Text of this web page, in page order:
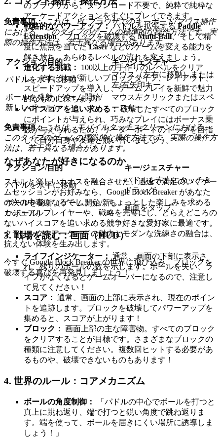
のブラウザから、ダウンロード不要で、純粋で純粋な
アーケードアクションをすぐにプレイできます。
戦略的なパワーアップ： パドルを拡張する Paddle
Extension、ブロックを破壊するMulti-Ball、そして精
度に焦点を当てたLaserなどのゲームを変える能力を
解き放ち、あらゆるレベルの流れを変えましょう。
進化する挑戦：
100以上の手作りのレベルをクリア
し、それぞれが新しいブロックタイプ、レイアウト、
スピードアップを導入し、ゲームプレイを新鮮で魅力
的なものに保ちます。
ハイスコアを追い求める：破壊したすべてのブロック
にポイントが与えられ、巧みなプレイにはボーナス乗
数が与えられるため、リーダーボードのトップを目指
して自分自身や友達と競い合いましょう。
なぜあなたが好きになるのか
スキルと楽しいカオスを融合させた、迅速で満足のいくゲー
ムセッションがお好みなら、Google Block Breaker があなた
の次の中毒になるでしょう。 ちょっとした楽しみを求める
カジュアルプレイヤーや、戦略を完璧にし、とらえどころの
ないハイスコアを追い求める競争好きな愛好家に最適です。
クラシックなアーケードの魅力とモダンな洗練さの融合は、
抗えない体験を生み出します。
今すぐ Google Block Breaker の世界に飛び込み、ブロックを
破壊する喜びを再発見しましょう！
免責事項： これは、PCブラウザでのキーボード/マウス操作
における、このタイプのゲームの標準的な操作方法です。実
際の操作方法は、若干異なる場合があります。
アクション/目的 キー/ジェスチャー
パドルを水平に移動
マウス（左右に移動）または
左/右矢印キー
ボールを発射（ゲーム開始/
新しいボール）
マウス左クリックまたはスペ
ースキー
免責事項： これは、モバイルタッチスクリーンにおける、
このタイプのゲームの標準的な操作方法です。実際の操作方
法は、若干異なる場合があります。
アクション/目的 キー/ジェスチャー
パドルを水平に移動
パドルを左右にタッチ＆
ドラッグ
ボールを発射（ゲーム開始/新し
いボール）
画面をタップ
3. 戦場を読む：画面（HUD）
ライフインジケーター： 通常、画面の下部に表示さ
れ、残りのボールの数を示します。ボールを失い、ラ
イフがなくなるとゲームオーバーになるので、注意し
て見てください！
スコア： 通常、画面の上部に表示され、現在のポイン
トを追跡します。ブロックを破壊してパワーアップを
集めると、スコアが上がります！
ブロック： 画面上部の主な障害物。すべてのブロック
をクリアすることが目標です。さまざまなブロックの
種類に注意してください。複数回ヒットする必要があ
るものや、破壊できないものもあります！
4. 世界のルール：コアメカニズム
ボールの角度制御：
「パドルの中心でボールを打つと
真上に跳ね返り、端で打つと鋭い角度で跳ね返りま
す。端を使って、ボールを届きにくい場所に誘導しま
しょう！」